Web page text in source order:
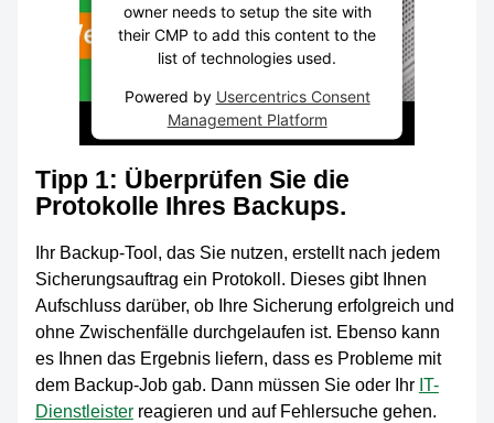
owner needs to setup the site with
their CMP to add this content to the
list of technologies used.
Powered by Usercentrics Consent
Management Platform
Tipp 1: Überprüfen Sie die
Protokolle Ihres Backups.
Ihr Backup-Tool, das Sie nutzen, erstellt nach jedem
Sicherungsauftrag ein Protokoll. Dieses gibt Ihnen
Aufschluss darüber, ob Ihre Sicherung erfolgreich und
ohne Zwischenfälle durchgelaufen ist. Ebenso kann
es Ihnen das Ergebnis liefern, dass es Probleme mit
dem Backup-Job gab. Dann müssen Sie oder Ihr IT-
Dienstleisterreagieren und auf Fehlersuche gehen.